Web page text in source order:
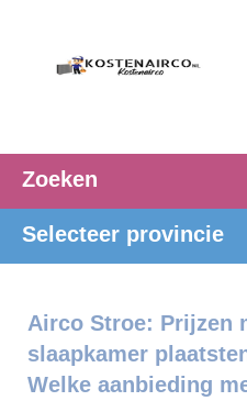
Zoeken
Selecteer provincie
Airco Stroe: Prijzen
slaapkamer
Welke aanbieding